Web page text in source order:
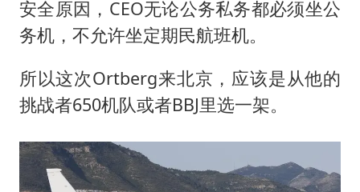
安全原因，CEO无论公务私务都必须坐公
务机，不允许坐定期民航班机。
所以这次Ortberg来北京，应该是从他的
挑战者650机队或者BBJ里选一架。